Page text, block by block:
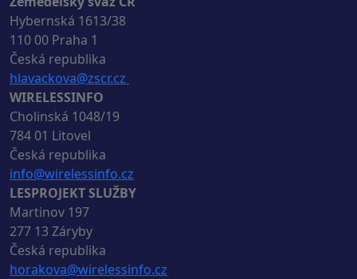
Hybernská 1613/38
110 00 Praha 1
Česká republika
hlavackova@zscr.cz
WIRELESSINFO
Cholinská 1048/19
784 01 Litovel
Česká republika
info@wirelessinfo.cz
LESPROJEKT SLUŽBY
Martinov 197
277 13 Záryby
Česká republika
horakova@wirelessinfo.cz